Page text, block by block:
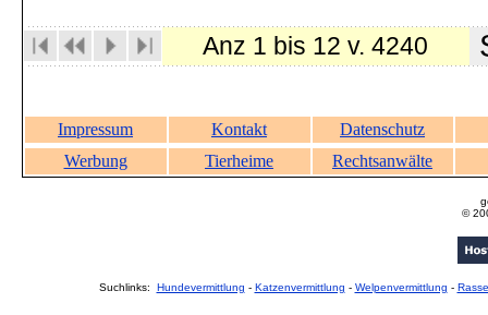
Anz 1 bis 12 v. 4240
Impressum Kontakt
Datenschutz
Werbung
Tierheime Rechtsanwälte
©
Suchlinks: Hundevermittlung - Katzenvermittlung - Welpenvermittlung -